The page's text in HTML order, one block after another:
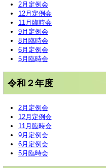
2月定例会
12月定例会
11月臨時会
9月定例会
8月臨時会
6月定例会
5月臨時会
令和２年度
2月定例会
12月定例会
11月臨時会
9月定例会
6月定例会
5月臨時会